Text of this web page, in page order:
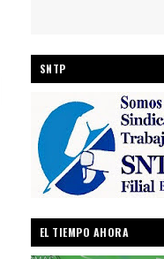
SNTP
EL TIEMPO AHORA